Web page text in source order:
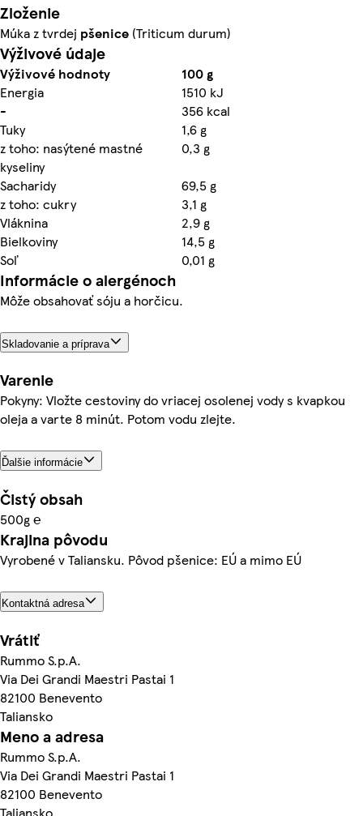
Zloženie
Múka z tvrdej pšenice (Triticum durum)
Výživové údaje
Výživové hodnoty
100 g
Energia
1510 kJ
-
356 kcal
Tuky
1,6 g
z toho: nasýtené mastné
kyseliny
0,3 g
Sacharidy
69,5 g
z toho: cukry
3,1 g
Vláknina
2,9 g
Bielkoviny
14,5 g
Soľ
0,01 g
Informácie o alergénoch
Môže obsahovať sóju a horčicu.
Skladovanie a príprava
Varenie
Pokyny: Vložte cestoviny do vriacej osolenej vody s kvapkou
oleja a varte 8 minút. Potom vodu zlejte.
Ďalšie informácie
Čistý obsah
500g ℮
Krajina pôvodu
Vyrobené v Taliansku. Pôvod pšenice: EÚ a mimo EÚ
Kontaktná adresa
Vrátiť
Rummo S.p.A.
Via Dei Grandi Maestri Pastai 1
82100 Benevento
Taliansko
Meno a adresa
Rummo S.p.A.
Via Dei Grandi Maestri Pastai 1
82100 Benevento